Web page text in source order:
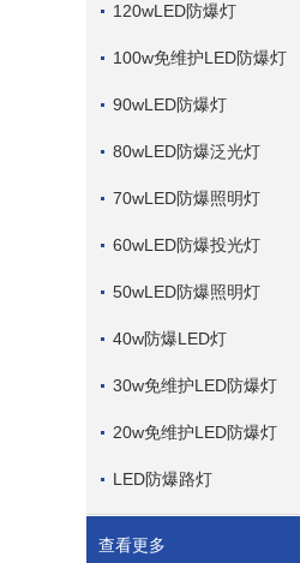
120wLED防爆灯
100w免维护LED防爆灯
90wLED防爆灯
80wLED防爆泛光灯
70wLED防爆照明灯
60wLED防爆投光灯
50wLED防爆照明灯
40w防爆LED灯
30w免维护LED防爆灯
20w免维护LED防爆灯
LED防爆路灯
查看更多